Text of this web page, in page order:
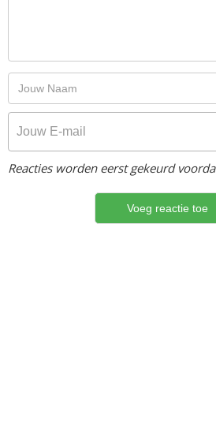
Reacties worden eerst gekeurd